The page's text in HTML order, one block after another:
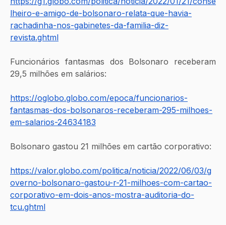
lheiro-e-amigo-de-bolsonaro-relata-que-havia-
rachadinha-nos-gabinetes-da-familia-diz-
revista.ghtml
Funcionários fantasmas dos Bolsonaro receberam
29,5 milhões em salários:
https://oglobo.globo.com/epoca/funcionarios-
fantasmas-dos-bolsonaros-receberam-295-milhoes-
em-salarios-24634183
Bolsonaro gastou 21 milhões em cartão corporativo:
https://valor.globo.com/politica/noticia/2022/06/03/g
overno-bolsonaro-gastou-r-21-milhoes-com-cartao-
corporativo-em-dois-anos-mostra-auditoria-do-
tcu.ghtml